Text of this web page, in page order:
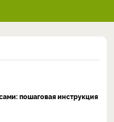
пошаговая инструкция